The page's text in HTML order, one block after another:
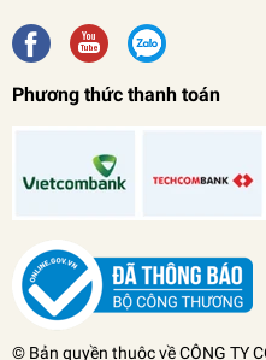
Phương thức thanh toán
© Bản quyền thuộc vềCÔNG TY
0₫